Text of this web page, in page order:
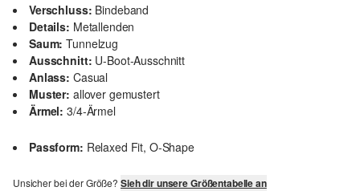
Verschluss: Bindeband
Details: Metallenden
Saum: Tunnelzug
Ausschnitt: U-Boot-Ausschnitt
Anlass: Casual
Muster: allover gemustert
Ärmel: 3/4-Ärmel
Passform: Relaxed Fit, O-Shape
Unsicher bei der Größe? Sieh dir unsere Größentabelle an